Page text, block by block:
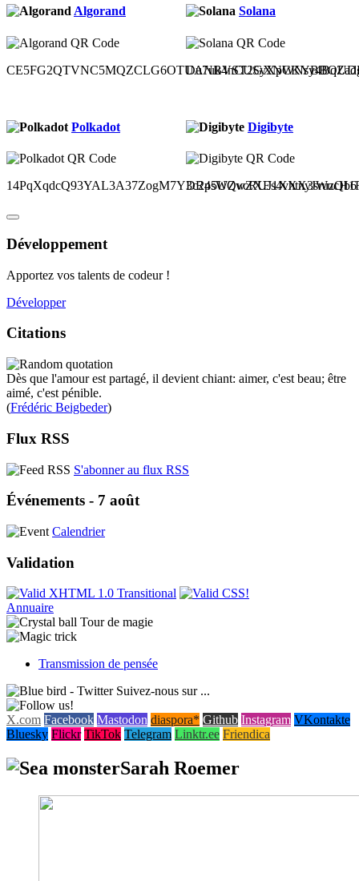
Algorand Solana
Polkadot
14PqXqdcQ93YAL3A37ZogM7Y3c2p5UQvcRUJ1XXX3sruzQb6
Digibyte
Développement
Apportez vos talents de codeur !
Développer
Citations
Dès que l'amour est partagé, il devient chiant: aimer, c'est beau; être
aimé, c'est pénible.
(Frédéric Beigbeder)
Flux RSS
S'abonner au flux RSS
Événements - 7 août
Calendrier
Validation
Annuaire
Tour de magie
Transmission de pensée
Suivez-nous sur ...
X.com Facebook Mastodon diaspora* Github Instagram VKontakte
Bluesky Flickr TikTok Telegram Linktr.ee Friendica
Sarah Roemer